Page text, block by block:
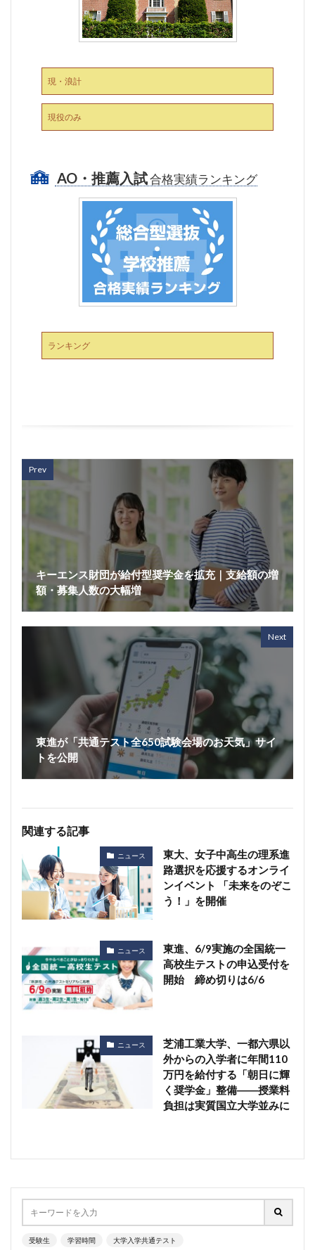
現・浪計
現役のみ
AO・推薦入試合格実績ランキング
ランキング
Prev
キーエンス財団が給付型奨学金を拡充｜支給額の増
額・募集人数の大幅増
Next
東進が「共通テスト全650試験会場のお天気」サイ
トを公開
関連する記事
ニュース
東大、女子中高生の理系進
路選択を応援するオンライ
ンイベント 「未来をのぞこ
う！」を開催
ニュース
東進、6/9実施の全国統一
高校生テストの申込受付を
開始 締め切りは6/6
ニュース
芝浦工業大学、一都六県以
外からの入学者に年間110
万円を給付する「朝日に輝
く奨学金」整備――授業料
負担は実質国立大学並みに
受験生 学習時間 大学入学共通テスト